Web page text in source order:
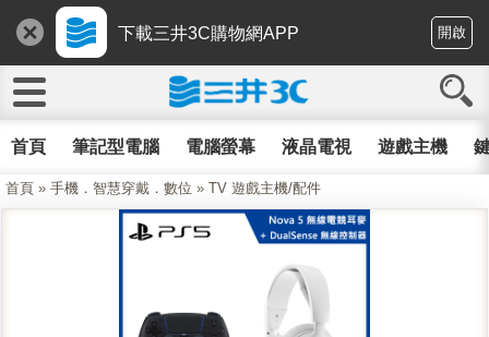
下載三井3C購物網APP 開啟
首頁 筆記型電腦 電腦螢幕 液晶電視 遊戲主機
首頁 » 手機．智慧穿戴．數位 » TV 遊戲主機/配件